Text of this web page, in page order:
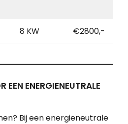
8 KW €2800,-
EEN ENERGIENEUTRALE
Bij een energieneutrale